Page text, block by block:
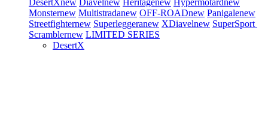
DesertXnew Diavelnew Heritagenew Hypermotardnew
Monsternew Multistradanew OFF-ROADnew Panigalenew
Streetfighternew Superleggeranew XDiavelnew SuperSport
Scramblernew LIMITED SERIES
DesertX